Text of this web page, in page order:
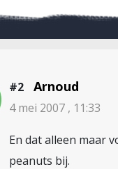
#2 Arnoud
4 mei 2007 , 11:33
En dat alleen maar
peanuts bij.